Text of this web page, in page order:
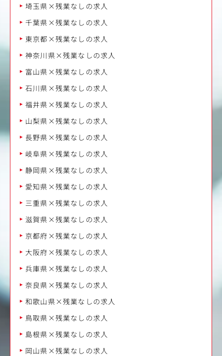
埼玉県×残業なしの求人
千葉県×残業なしの求人
東京都×残業なしの求人
神奈川県×残業なしの求人
富山県×残業なしの求人
石川県×残業なしの求人
福井県×残業なしの求人
山梨県×残業なしの求人
長野県×残業なしの求人
岐阜県×残業なしの求人
静岡県×残業なしの求人
愛知県×残業なしの求人
三重県×残業なしの求人
滋賀県×残業なしの求人
京都府×残業なしの求人
大阪府×残業なしの求人
兵庫県×残業なしの求人
奈良県×残業なしの求人
和歌山県×残業なしの求人
鳥取県×残業なしの求人
島根県×残業なしの求人
岡山県×残業なしの求人